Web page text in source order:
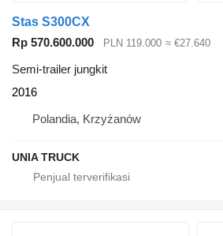
Stas S300CX
Rp 570.600.000
PLN 119.000 ≈ €27.640
Semi-trailer jungkit
2016
Polandia, Krzyżanów
UNIA TRUCK